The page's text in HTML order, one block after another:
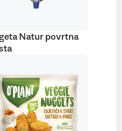
Natur povrtna